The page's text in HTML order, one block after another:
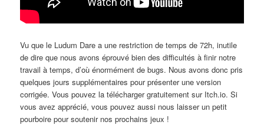
Vu que le Ludum Dare a une restriction de temps de 72h, inutile
de dire que nous avons éprouvé bien des difficultés à finir notre
travail à temps, d’où énormément de bugs. Nous avons donc pris
quelques jours supplémentaires pour présenter une version
corrigée. Vous pouvez la télécharger gratuitement sur Itch.io. Si
vous avez apprécié, vous pouvez aussi nous laisser un petit
pourboire pour soutenir nos prochains jeux !